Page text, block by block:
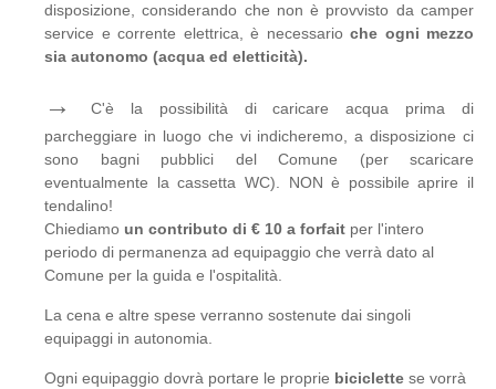
disposizione, considerando che non è provvisto da camper
service e corrente elettrica, è necessario che ogni mezzo
sia autonomo (acqua ed eletticità).
→
C'è la possibilità di caricare acqua prima di
parcheggiare in luogo che vi indicheremo, a disposizione ci
sono bagni pubblici del Comune (per scaricare
eventualmente la cassetta WC). NON è possibile aprire il
tendalino!
Chiediamo un contributo di € 10 a forfait per l'intero
periodo di permanenza ad equipaggio che verrà dato al
Comune per la guida e l'ospitalità.
La cena e altre spese verranno sostenute dai singoli
equipaggi in autonomia.
Ogni equipaggio dovrà portare le proprie biciclette se vorrà